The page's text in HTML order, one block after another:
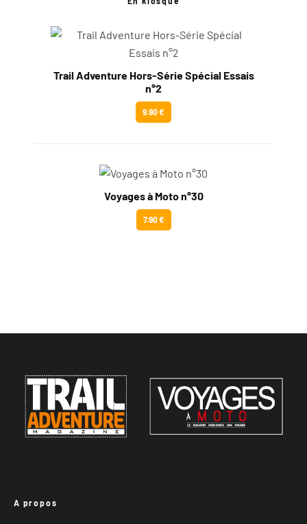
Trail Adventure Hors-Série Spécial Essais
n°2
9.90 €
Voyages à Moto n°30
7.90 €
A propos